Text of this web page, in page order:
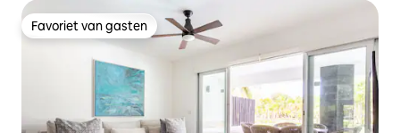
Favoriet van gasten
Favoriet van gasten